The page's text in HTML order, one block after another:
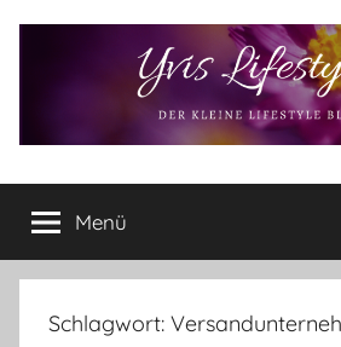
Yvis
Lifestyle
Lifestyle
Blog
–
Lifestyle,
Menü
Schlagwort: